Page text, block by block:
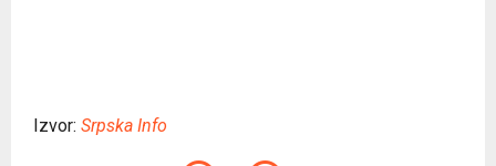
Izvor: Srpska Info